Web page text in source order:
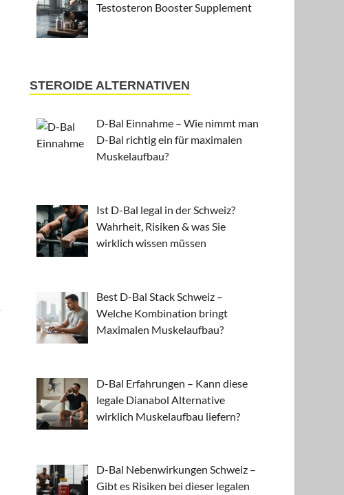
Testosteron Booster Supplement
STEROIDE ALTERNATIVEN
D-Bal Einnahme – Wie nimmt man
D-Bal richtig ein für maximalen
Muskelaufbau?
Ist D-Bal legal in der Schweiz?
Wahrheit, Risiken & was Sie
wirklich wissen müssen
Best D-Bal Stack Schweiz –
Welche Kombination bringt
Maximalen Muskelaufbau?
D-Bal Erfahrungen – Kann diese
legale Dianabol Alternative
wirklich Muskelaufbau liefern?
D-Bal Nebenwirkungen Schweiz –
Gibt es Risiken bei dieser legalen